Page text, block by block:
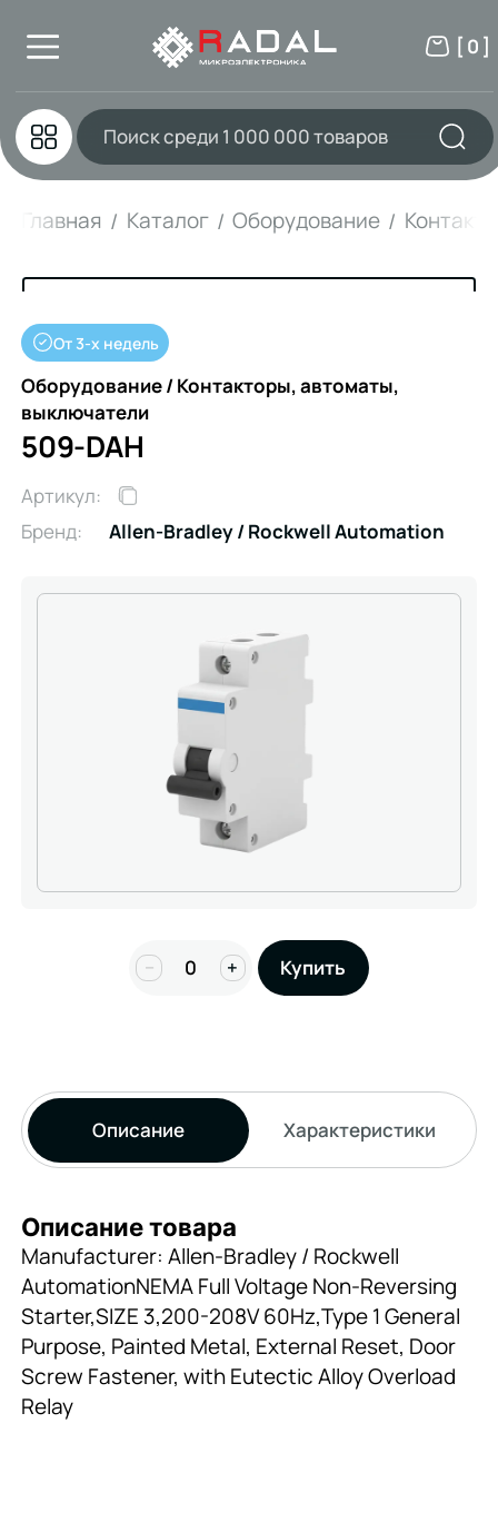
[ 0 ]
Главная Каталог Оборудование
От 3-х недель
Оборудование / Контакторы, автоматы,
выключатели
509-DAH
Артикул:
Бренд:
Allen-Bradley / Rockwell Automation
− + Купить
Описание Характеристики
Описание товара
Manufacturer: Allen-Bradley / Rockwell
AutomationNEMA Full Voltage Non-Reversing
Starter,SIZE 3,200-208V 60Hz,Type 1 General
Purpose, Painted Metal, External Reset, Door
Screw Fastener, with Eutectic Alloy Overload
Relay